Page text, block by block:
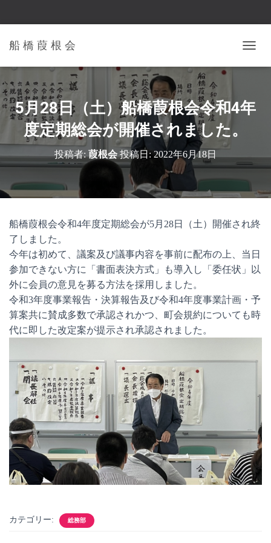
船 橋 葭 根 会
ビ
シ
ョ
り
替
え
5月28日（土）船橋葭根会令和4年
度定期総会が開催されました。
投稿者:葭根会投稿日:2022年6月18日
船橋葭根会令和4年度定期総会が5月28日（土）開催され終
了しました。
今年は初めて、議案及び議事内容を事前に配布の上、当日
参加できない方に「書面表決方式」も導入し「委任状」以
外に会員の意見を募る方法を採用しました。
令和3年度事業報告・決算報告及び令和4年度事業計画・予
算案共に賛成多数で承認されかつ、町会規約についても時
代に即した改定案が提示され承認されました。
カテゴリー: 総務部